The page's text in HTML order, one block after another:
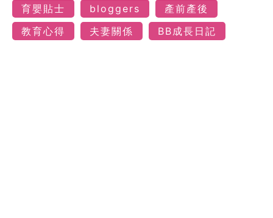
育嬰貼士
bloggers
產前產後
教育心得
夫妻關係 BB成長日記